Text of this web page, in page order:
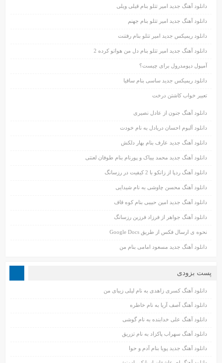
دانلود آهنگ جدید امیر تتلو بنام قیلی ویلی
دانلود آهنگ جدید امیر تتلو بنام جهنم
دانلود ریمیکس جدید امیر تتلو بنام رفتنت
دانلود آهنگ جدید امیر تتلو بنام دل من هواتو کرده 2
آمپول دپومدرول برای چیست؟
دانلود ریمیکس جدید ساسی بنام ساقیا
تعبیر خواب کاشتن درخت
دانلود آهنگ جنون از عادل نصیری
دانلود آلبوم احسان دریادل به نام خودت
دانلود آهنگ جدید عارف بنام بهار دلکش
دانلود آهنگ جدید محمد بیباک و پورنام بنام طوفان لعنتی
دانلود آهنگ ردپا از زانکو با 2 کیفیت در رزسانگ
دانلود آهنگ محسن چاوشی به نام شیدایی
دانلود آهنگ جدید امین حبیبی بنام کوه قاف
دانلود آهنگ جواهر از فرزاد فرزین رزسانگ
نحوه ی ارسال فکس از طریق Google Docs
دانلود آهنگ جدید مسعود امامی بنام من
پست بزودی
دانلود آهنگ کسری زاهدی به نام لیلی زیبای من
دانلود آهنگ آصف آریا به نام خاطره
دانلود آهنگ علی خدابنده به نام گوشی
دانلود آهنگ سهراب پاکزاد به نام تزریق
دانلود آهنگ جدید پویا بنام آدم و حوا